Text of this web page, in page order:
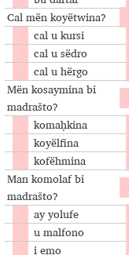
Cal mën koyëtwina?
cal u kursi
cal u sëdro
cal u hërgo
Mën kosaymina bi
madrašto?
komaḥkina
koyëlfina
kofëhmina
Man komolaf bi
madrašto?
ay yolufe
u malfono
i emo